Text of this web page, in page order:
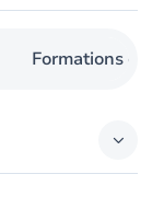
Formations